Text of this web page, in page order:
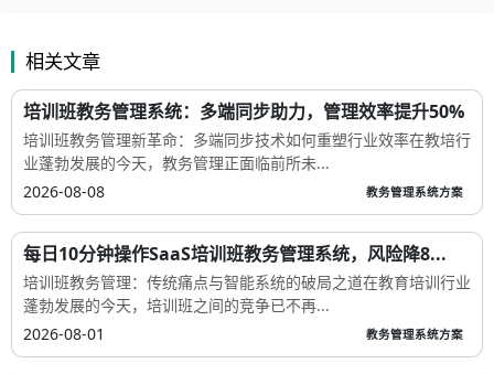
相关文章
培训班教务管理系统：多端同步助力，管理效率提升50%
培训班教务管理新革命：多端同步技术如何重塑行业效率在教培行
业蓬勃发展的今天，教务管理正面临前所未...
2026-08-08
教务管理系统方案
每日10分钟操作SaaS培训班教务管理系统，风险降8...
培训班教务管理：传统痛点与智能系统的破局之道在教育培训行业
蓬勃发展的今天，培训班之间的竞争已不再...
2026-08-01
教务管理系统方案